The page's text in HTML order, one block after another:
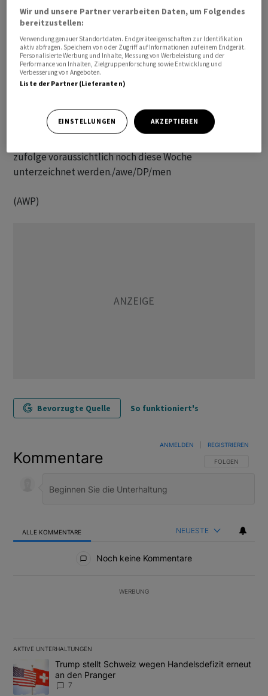
wollen sie ein Bündnis mit oppositionellen
Demokratischen Union Für Litauen bilden. «Ich bin
bereit, die Koalitionspartner für die gemeinsame Arbeit
zu mobilisieren», schrieb Sinkevicius, der einst
Wirtschaftsminister in Litauen war.
weiteren bisherigen Partnern auf 75 der 141 Sitze im
Parlament in Vilnius kommen - statt bisher 80. Ein
zufolge voraussichtlich noch diese Woche
unterzeichnet werden./awe/DP/men
(AWP)
Bevorzugte Quelle So funktioniert's
Kommentare FOLGE DIESER
FOLGEN
ANMELDEN REGISTRIEREN
ALLE KOMMENTARE NEUESTE
Noch keine Kommentare
WERBUNG
AKTIVE UNTERHALTUNGEN
Ein Trendartikel mit dem Titel "Trump stellt Schweiz wegen
Trump stellt Schweiz wegen Handelsdefizit erneut
an den Pranger
7
Wir und unsere Partner verarbeiten Daten, um Folgendes
bereitzustellen:
Verwendung genauer Standortdaten. Endgeräteeigenschaften zur Identifikation
aktiv abfragen. Speichern von oder Zugriff auf Informationen auf einem Endgerät.
Personalisierte Werbung und Inhalte, Messung von Werbeleistung und der
Performance von Inhalten, Zielgruppenforschung sowie Entwicklung und
Verbesserung von Angeboten.
Liste der Partner (Lieferanten)
EINSTELLUNGEN AKZEPTIEREN